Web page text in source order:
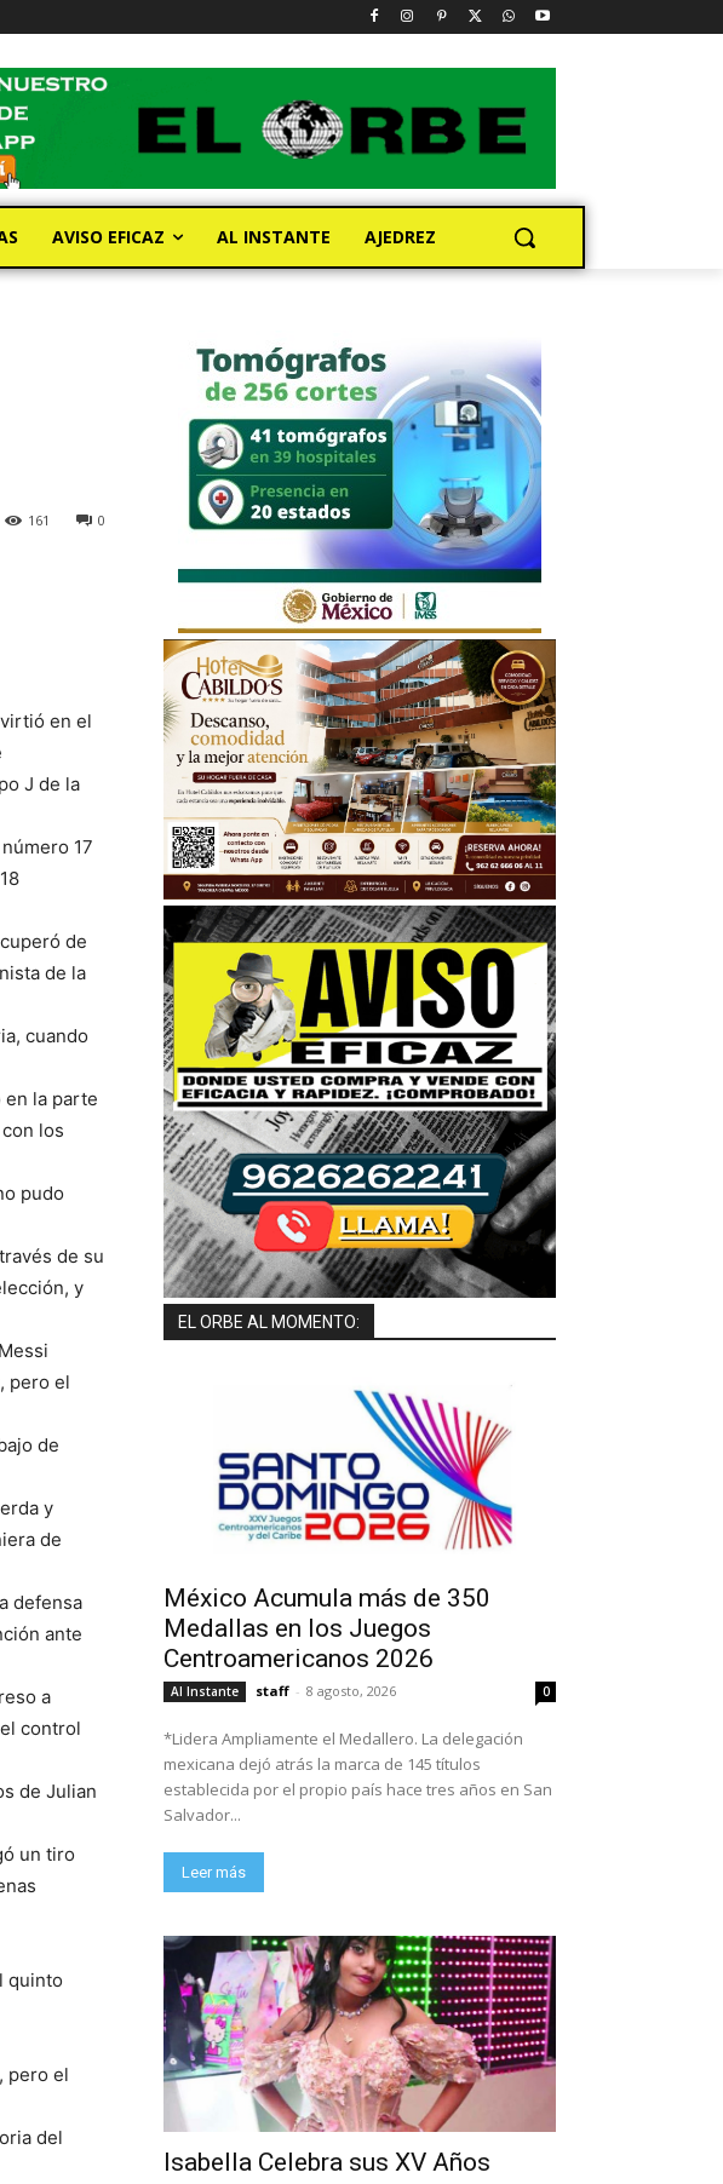
AVISO EFICAZ AL INSTANTE AJEDREZ
0
161
en el
J de la
17
de
de la
cuando
la parte
los
pudo
de su
y
pero el
de
y
de
defensa
ante
a
control
de Julian
un tiro
quinto
pero el
del
EL ORBE AL MOMENTO:
México Acumula más de 350
Medallas en los Juegos
Centroamericanos 2026
Al Instante staff - 8 agosto, 2026 0
*Lidera Ampliamente el Medallero. La delegación
mexicana dejó atrás la marca de 145 títulos
establecida por el propio país hace tres años en San
Salvador...
Leer más
Isabella Celebra sus XV Años